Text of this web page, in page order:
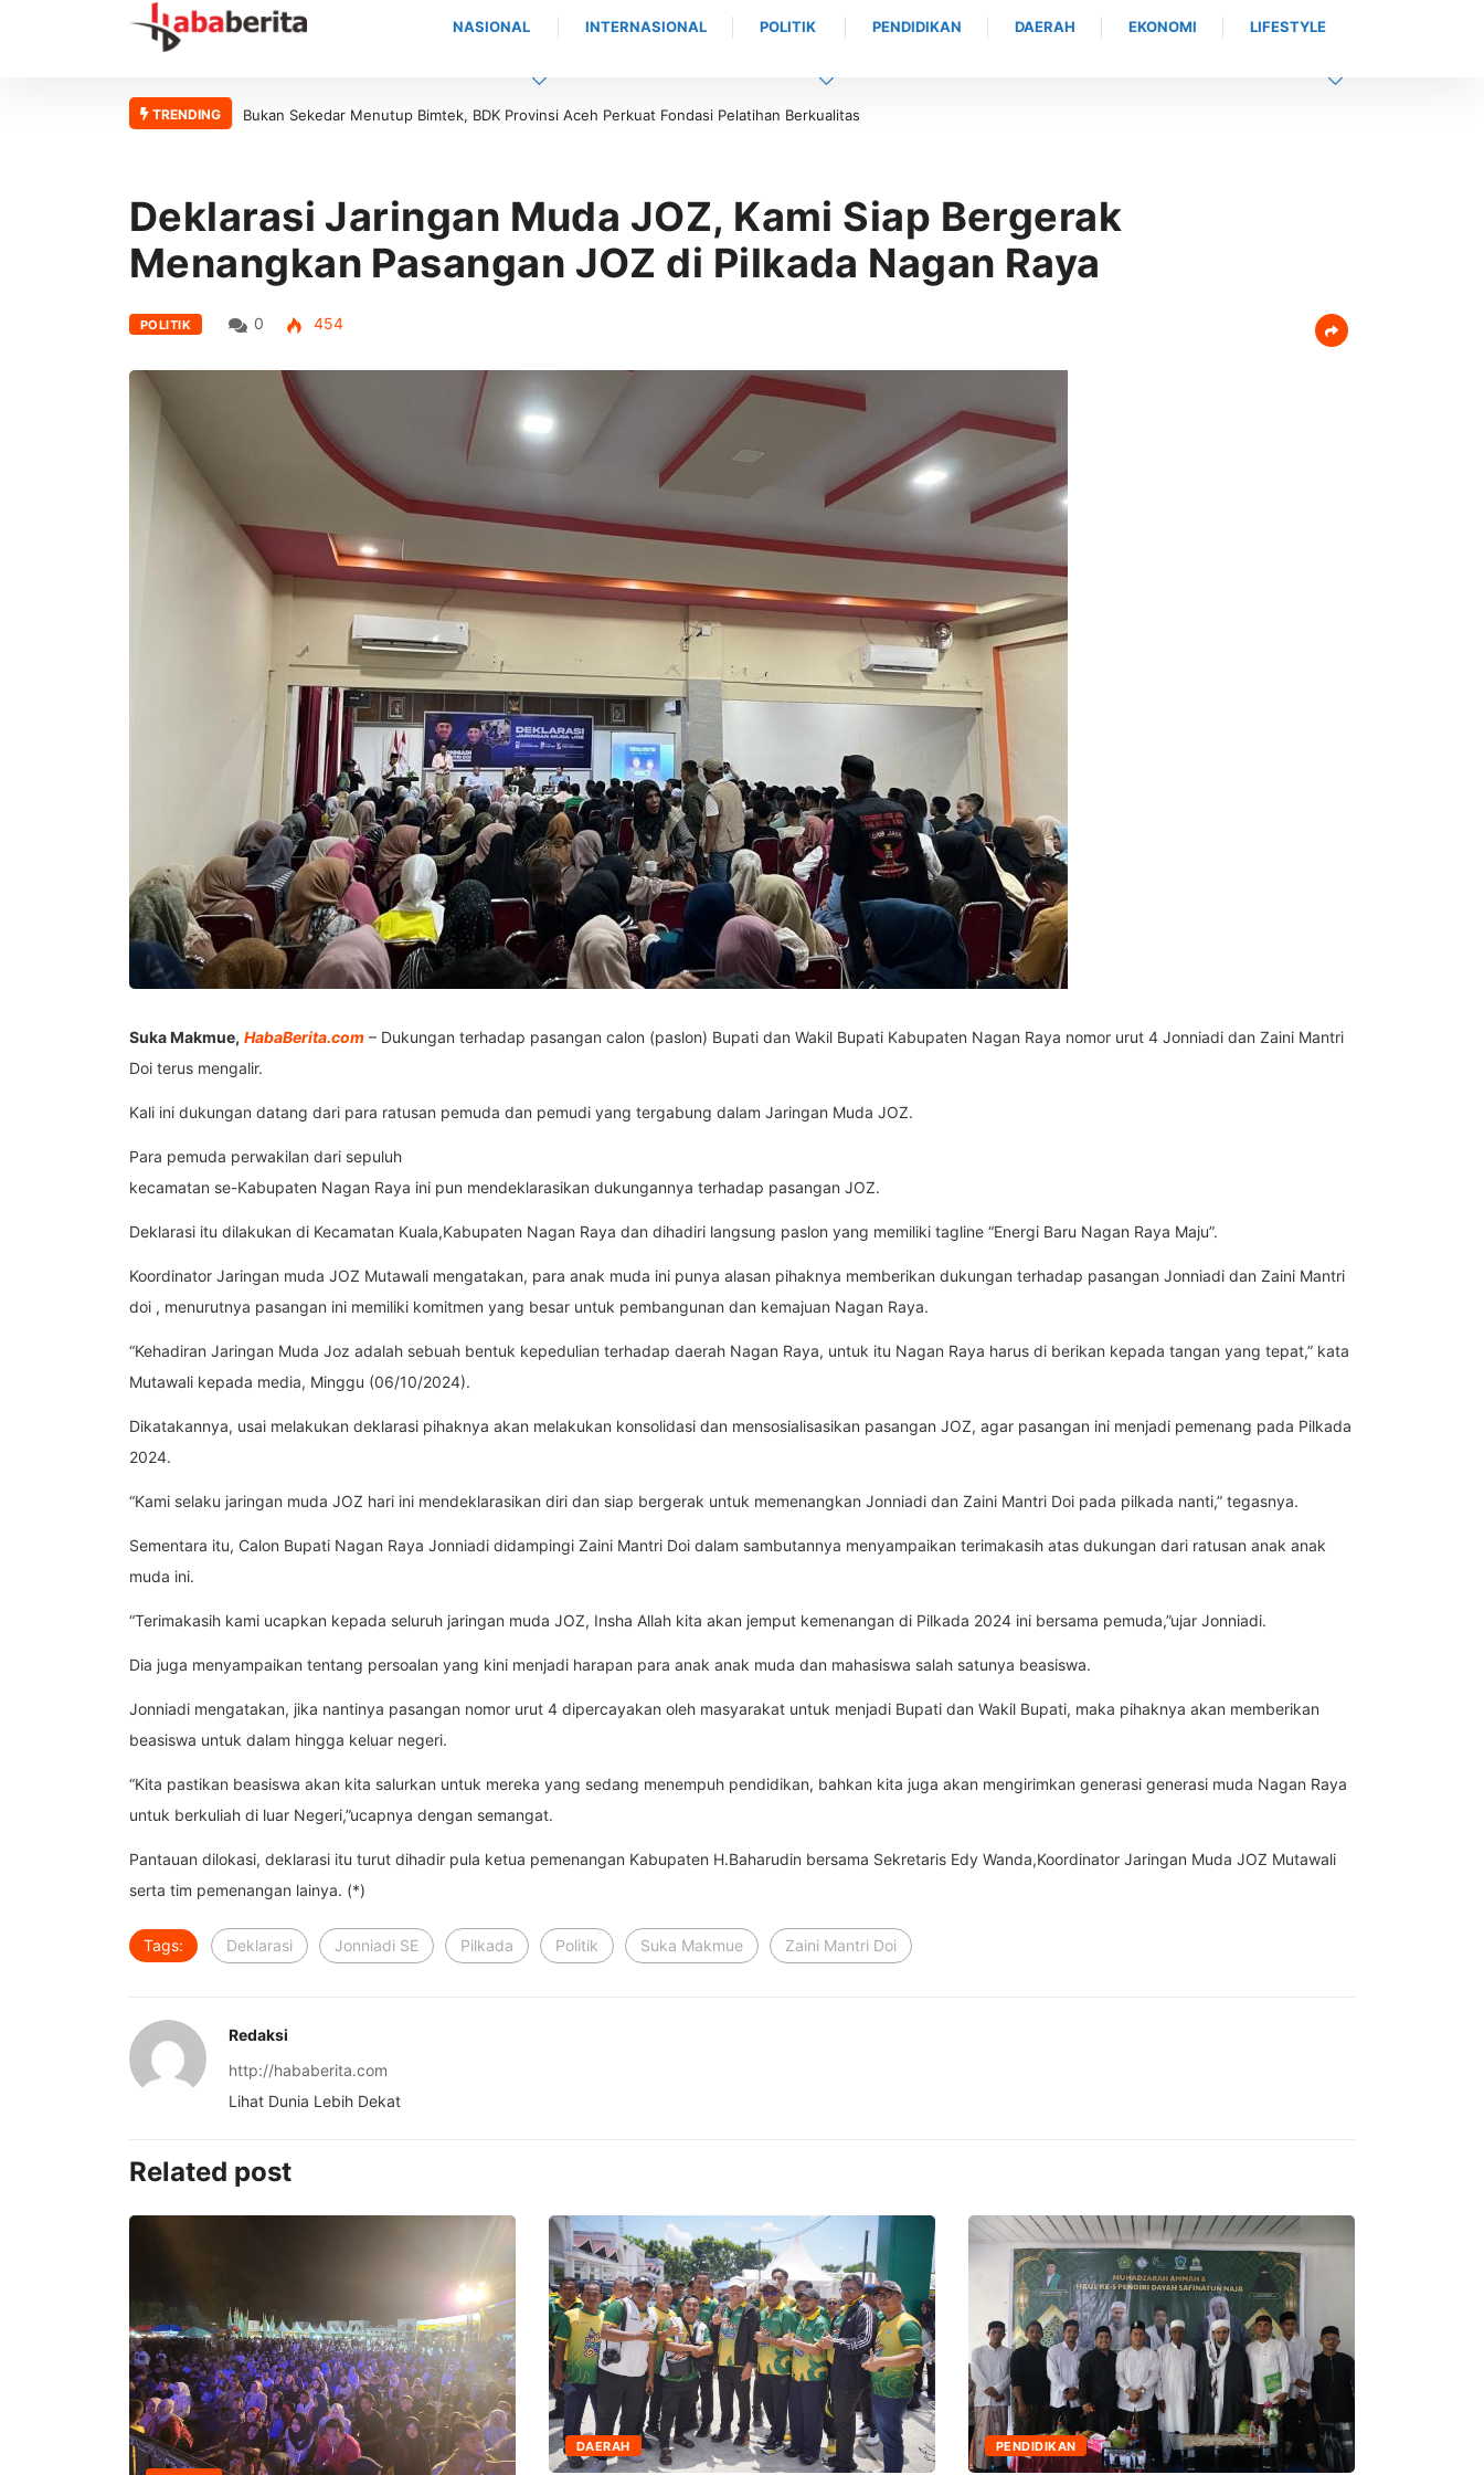
NASIONAL INTERNASIONAL POLITIK PENDIDIKAN DAERAH EKONOMI LIFESTYLE
TRENDING
Bukan Sekedar Menutup Bimtek, BDK Provinsi Aceh Perkuat Fondasi Pelatihan BerkualitasBeri Pengarahan Soal Layanan di Kanwil BPN Provinsi NTT, Menteri Nusron: Gunakan
Deklarasi Jaringan Muda JOZ, Kami Siap Bergerak
Menangkan Pasangan JOZ di Pilkada Nagan Raya
POLITIK 0 454
Suka Makmue, HabaBerita.com – Dukungan terhadap pasangan calon (paslon) Bupati dan Wakil Bupati Kabupaten Nagan Raya nomor urut 4 Jonniadi dan Zaini Mantri
Doi terus mengalir.
Kali ini dukungan datang dari para ratusan pemuda dan pemudi yang tergabung dalam Jaringan Muda JOZ.
Para pemuda perwakilan dari sepuluh
kecamatan se-Kabupaten Nagan Raya ini pun mendeklarasikan dukungannya terhadap pasangan JOZ.
Deklarasi itu dilakukan di Kecamatan Kuala,Kabupaten Nagan Raya dan dihadiri langsung paslon yang memiliki tagline “Energi Baru Nagan Raya Maju”.
Koordinator Jaringan muda JOZ Mutawali mengatakan, para anak muda ini punya alasan pihaknya memberikan dukungan terhadap pasangan Jonniadi dan Zaini Mantri
doi , menurutnya pasangan ini memiliki komitmen yang besar untuk pembangunan dan kemajuan Nagan Raya.
“Kehadiran Jaringan Muda Joz adalah sebuah bentuk kepedulian terhadap daerah Nagan Raya, untuk itu Nagan Raya harus di berikan kepada tangan yang tepat,” kata
Mutawali kepada media, Minggu (06/10/2024).
Dikatakannya, usai melakukan deklarasi pihaknya akan melakukan konsolidasi dan mensosialisasikan pasangan JOZ, agar pasangan ini menjadi pemenang pada Pilkada
2024.
“Kami selaku jaringan muda JOZ hari ini mendeklarasikan diri dan siap bergerak untuk memenangkan Jonniadi dan Zaini Mantri Doi pada pilkada nanti,” tegasnya.
Sementara itu, Calon Bupati Nagan Raya Jonniadi didampingi Zaini Mantri Doi dalam sambutannya menyampaikan terimakasih atas dukungan dari ratusan anak anak
muda ini.
“Terimakasih kami ucapkan kepada seluruh jaringan muda JOZ, Insha Allah kita akan jemput kemenangan di Pilkada 2024 ini bersama pemuda,”ujar Jonniadi.
Dia juga menyampaikan tentang persoalan yang kini menjadi harapan para anak anak muda dan mahasiswa salah satunya beasiswa.
Jonniadi mengatakan, jika nantinya pasangan nomor urut 4 dipercayakan oleh masyarakat untuk menjadi Bupati dan Wakil Bupati, maka pihaknya akan memberikan
beasiswa untuk dalam hingga keluar negeri.
“Kita pastikan beasiswa akan kita salurkan untuk mereka yang sedang menempuh pendidikan, bahkan kita juga akan mengirimkan generasi generasi muda Nagan Raya
untuk berkuliah di luar Negeri,”ucapnya dengan semangat.
Pantauan dilokasi, deklarasi itu turut dihadir pula ketua pemenangan Kabupaten H.Baharudin bersama Sekretaris Edy Wanda,Koordinator Jaringan Muda JOZ Mutawali
serta tim pemenangan lainya. (*)
Tags: Deklarasi Jonniadi SE Pilkada Politik Suka Makmue Zaini Mantri Doi
Redaksi
http://hababerita.com
Lihat Dunia Lebih Dekat
Related post
DAERAH PENDIDIKAN